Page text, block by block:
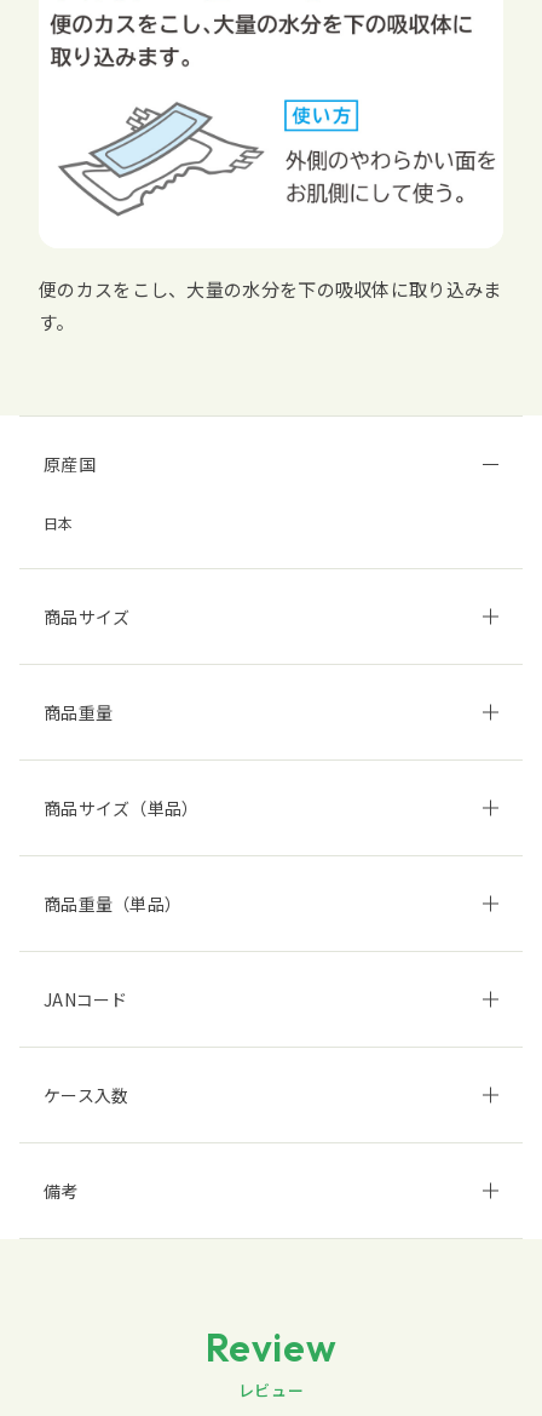
便のカスをこし、大量の水分を下の吸収体に取り込みま
す。
原産国
日本
商品サイズ
商品重量
商品サイズ（単品）
商品重量（単品）
JANコード
ケース入数
備考
Review
レビュー